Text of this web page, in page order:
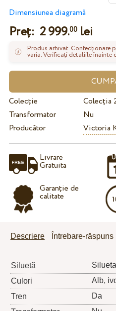
Dimensiunea diagramă
Preț: 2 999.00lei
Produs arhivat. Confecționare
varia. Verificați detaliile înainte
Colecție
Colecția
Transformator
Nu
Producător
Victoria
Livrare
Gratuita
Garanție de
calitate
Descriere Întrebare-răspuns
Siluetă
Culori
Alb,
Tren
Da